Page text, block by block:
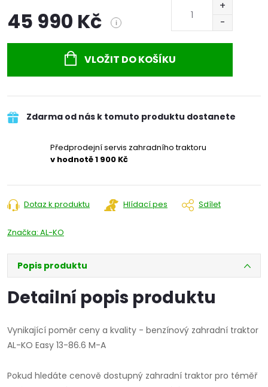
45 990 Kč i
VLOŽIT DO KOŠÍKU
Zdarma od nás k tomuto produktu dostanete
Předprodejní servis zahradního traktoru
v hodnotě 1 900 Kč
Dotaz k produktu Hlídací pes Sdílet
Značka: AL-KO
Popis produktu
Detailní popis produktu
Vynikající poměr ceny a kvality - benzínový zahradní traktor
AL-KO Easy 13-86.6 M-A
Pokud hledáte cenově dostupný zahradní traktor pro téměř